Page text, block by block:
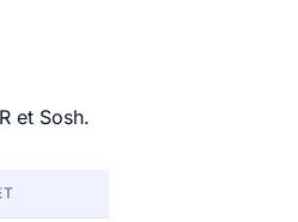
et Sosh.